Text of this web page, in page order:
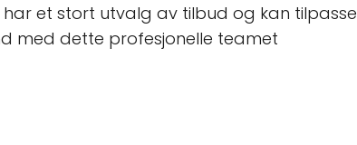
et stort utvalg av tilbud og kan tilpasse
med dette profesjonelle teamet